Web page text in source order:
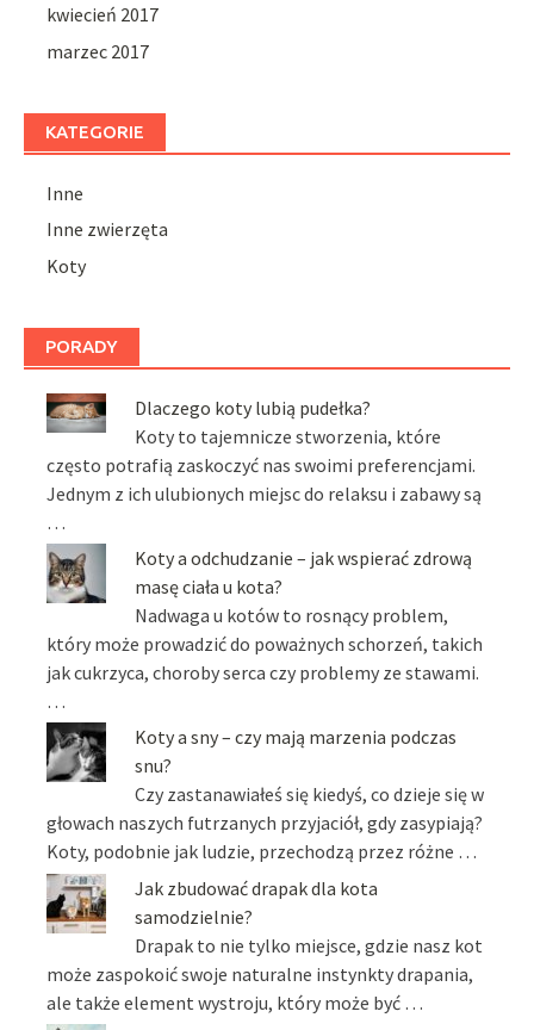
kwiecień 2017
marzec 2017
KATEGORIE
Inne
Inne zwierzęta
Koty
PORADY
Dlaczego koty lubią pudełka?
Koty to tajemnicze stworzenia, które
często potrafią zaskoczyć nas swoimi preferencjami.
Jednym z ich ulubionych miejsc do relaksu i zabawy są
…
Koty a odchudzanie – jak wspierać zdrową
masę ciała u kota?
Nadwaga u kotów to rosnący problem,
który może prowadzić do poważnych schorzeń, takich
jak cukrzyca, choroby serca czy problemy ze stawami.
…
Koty a sny – czy mają marzenia podczas
snu?
Czy zastanawiałeś się kiedyś, co dzieje się w
głowach naszych futrzanych przyjaciół, gdy zasypiają?
Koty, podobnie jak ludzie, przechodzą przez różne …
Jak zbudować drapak dla kota
samodzielnie?
Drapak to nie tylko miejsce, gdzie nasz kot
może zaspokoić swoje naturalne instynkty drapania,
ale także element wystroju, który może być …